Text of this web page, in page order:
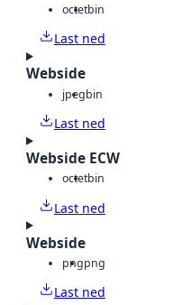
octetbin
Last ned
Webside
jpegbin
Last ned
Webside ECW
octetbin
Last ned
Webside
pngpng
Last ned